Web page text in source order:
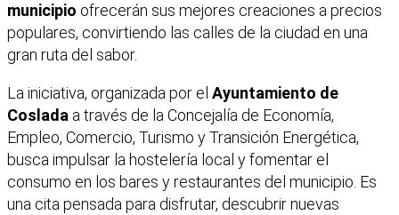
municipio ofrecerán sus mejores creaciones a precios
populares, convirtiendo las calles de la ciudad en una
gran ruta del sabor.
La iniciativa, organizada por el Ayuntamiento de
Coslada a través de la Concejalía de Economía,
Empleo, Comercio, Turismo y Transición Energética,
busca impulsar la hostelería local y fomentar el
consumo en los bares y restaurantes del municipio. Es
una cita pensada para disfrutar, descubrir nuevas